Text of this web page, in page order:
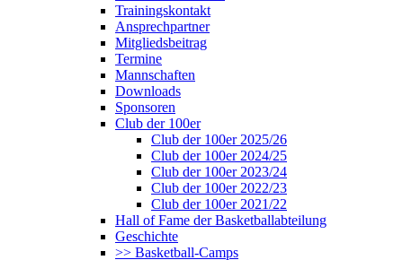
Trainingskontakt
Ansprechpartner
Mitgliedsbeitrag
Termine
Mannschaften
Downloads
Sponsoren
Club der 100er
Club der 100er 2025/26
Club der 100er 2024/25
Club der 100er 2023/24
Club der 100er 2022/23
Club der 100er 2021/22
Hall of Fame der Basketballabteilung
Geschichte
>> Basketball-Camps